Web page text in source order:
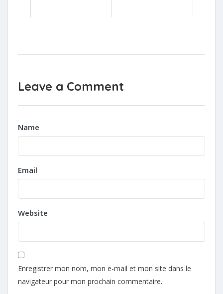
Leave a Comment
Name
Email
Website
Enregistrer mon nom, mon e-mail et mon site dans le
navigateur pour mon prochain commentaire.